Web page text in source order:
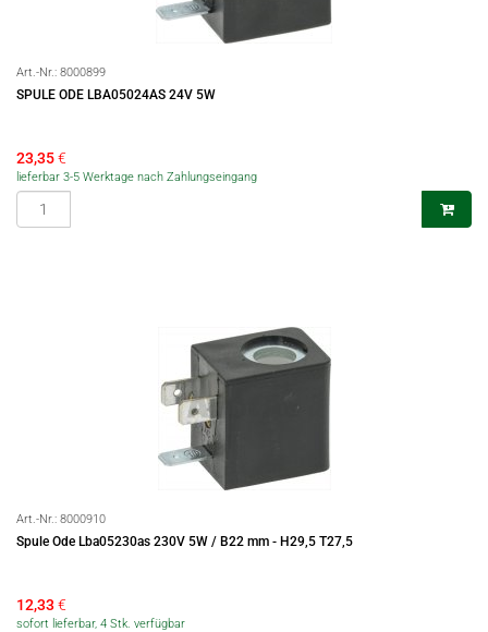
Art.-Nr.: 8000899
SPULE ODE LBA05024AS 24V 5W
23,35€
lieferbar 3-5 Werktage nach Zahlungseingang
Art.-Nr.: 8000910
Spule Ode Lba05230as 230V 5W / B22 mm - H29,5 T27,5
12,33€
sofort lieferbar, 4 Stk. verfügbar